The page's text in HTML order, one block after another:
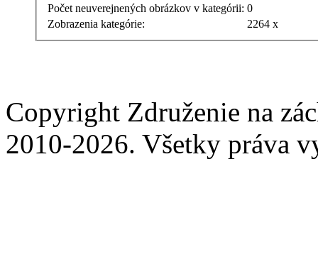
Počet neuverejnených obrázkov v kategórii: 0
Zobrazenia kategórie:
2264 x
Copyright Združenie na
2010-2026. Všetky práva